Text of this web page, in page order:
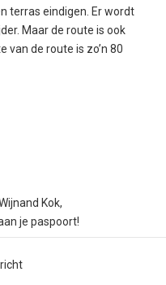
terras eindigen. Er wordt
Maar de route is ook
van de route is zo’n 80
Kok,
je paspoort!